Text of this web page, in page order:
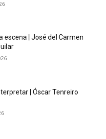
escena | José del Carmen
| Óscar Tenreiro